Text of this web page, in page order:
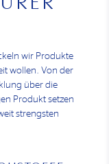
wir Produkte
wollen. Von der
über die
Produkt setzen
strengsten